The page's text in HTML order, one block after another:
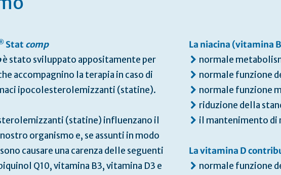
Stat comp
è stato sviluppato appositamente per
accompagnino la terapia in caso di
ipocolesterolemizzanti (statine).
(statine) influenzano il
organismo e, se assunti in modo
causare una carenza delle seguenti
Q10, vitamina B3, vitamina D3 e
La niacina (vitamina
normale
normale funzione
normale funzione
riduzione della
il mantenimento di
La vitamina D
normale funzione